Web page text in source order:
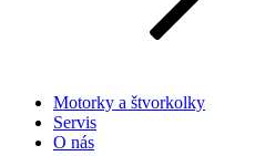
Motorky a štvorkolky
Servis
O nás